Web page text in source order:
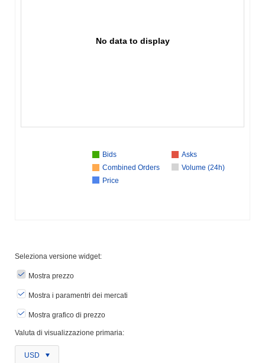
No data to display
Bids
Asks
Combined Orders
Volume (24h)
Price
Seleziona versione widget:
Mostra prezzo
Mostra i paramentri dei mercati
Mostra grafico di prezzo
Valuta di visualizzazione primaria:
USD